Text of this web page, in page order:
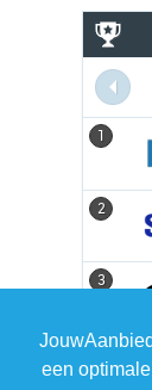
een
1
2
3
4